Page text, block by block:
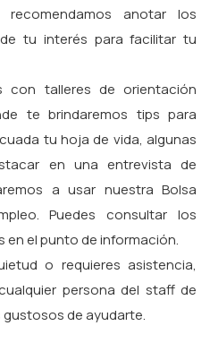
recomendamos anotar los
tu interés para facilitar tu
con talleres de orientación
te brindaremos tips para
tu hoja de vida, algunas
en una entrevista de
a usar nuestra Bolsa
Puedes consultar los
en el punto de información.
o requieres asistencia,
persona del staff de
de ayudarte.